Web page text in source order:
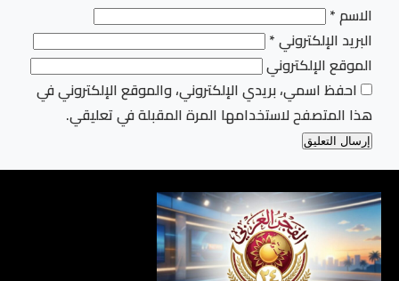
الاسم*
البريد الإلكتروني*
الموقع الإلكتروني
احفظ اسمي، بريدي الإلكتروني، والموقع الإلكتروني في
هذا المتصفح لاستخدامها المرة المقبلة في تعليقي.